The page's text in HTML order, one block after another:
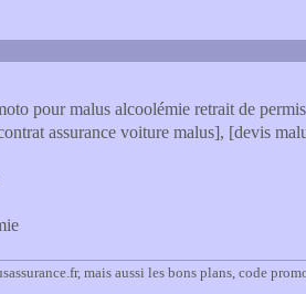
pour malus alcoolémie retrait de
assurance voiture malus], [devis
mais aussi les bons plans, code